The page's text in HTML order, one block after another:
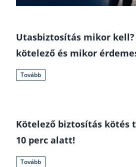
Utasbiztosítás mikor
kötelező és mikor
Tovább
Kötelező biztosítás kötés
10 perc alatt!
Tovább